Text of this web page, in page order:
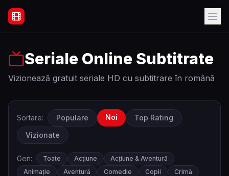
Filme Online Subtitrate - Acasă
Seriale Online Subtitrate
Vizionează gratuit seriale HD cu subtitrare în română
Sortare: Populare Noi
Top Rating
Vizionate
Gen: Toate Acțiune
Acțiune & Aventură
Animație
Aventură Comedie Copii
Crimă